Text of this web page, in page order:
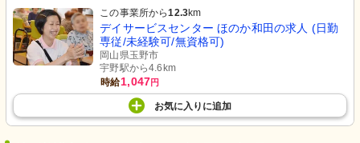
この事業所から12.3km
デイサービスセンター ほのか和田の求人 (日勤
専従/未経験可/無資格可)
岡山県玉野市
宇野駅から4.6km
時給1,047円
お気に入り に追加